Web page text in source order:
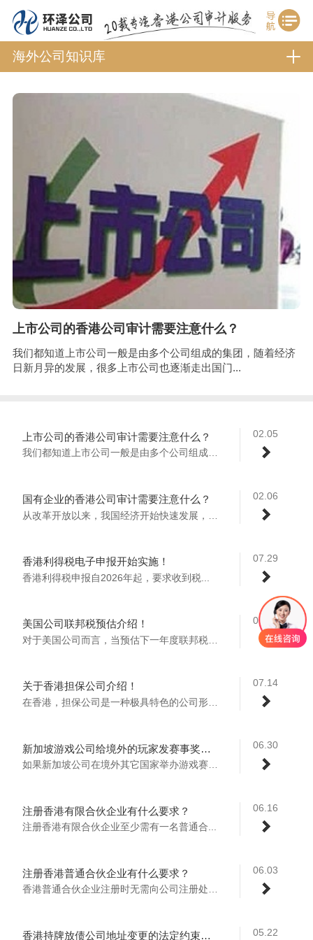
海外公司知识库
上市公司的香港公司审计需要注意什么？
我们都知道上市公司一般是由多个公司组成的集团，随着经济
日新月异的发展，很多上市公司也逐渐走出国门...
02.05
上市公司的香港公司审计需要注意什么？
我们都知道上市公司一般是由多个公司组成的...
02.06
国有企业的香港公司审计需要注意什么？
07.29
香港利得税电子申报开始实施！
香港利得税申报自2026年起，要求收到税...
07.22
美国公司联邦税预估介绍！
07.14
关于香港担保公司介绍！
在香港，担保公司是一种极具特色的公司形式...
06.30
新加坡游戏公司给境外的玩家发赛事奖金或者肖像权授权费需要在新加坡申报个税或者预估税吗？
如果新加坡公司在境外其它国家举办游戏赛事...
06.16
注册香港有限合伙企业有什么要求？
注册香港有限合伙企业至少需有‌一名普通合...
06.03
注册香港普通合伙企业有什么要求？
香港普通合伙企业注册时无需向公司注册处注...
05.22
香港持牌放债公司地址变更的法定约束与合规必要性？